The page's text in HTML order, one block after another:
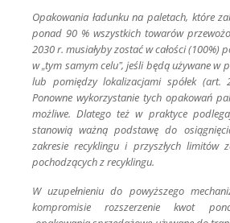
Opakowania ładunku na paletach, które
ponad 90 % wszystkich towarów
2030 r. musiałyby zostać w całości (100%)
w „tym samym celu”, jeśli będą używane w
lub pomiędzy lokalizacjami spółek
Ponowne wykorzystanie tych opakowań
możliwe. Dlatego też w praktyce
stanowią ważną podstawę do
zakresie recyklingu i przyszłych limitów
pochodzących z recyklingu.
W uzupełnieniu do powyższego
kompromisie rozszerzenie kwot